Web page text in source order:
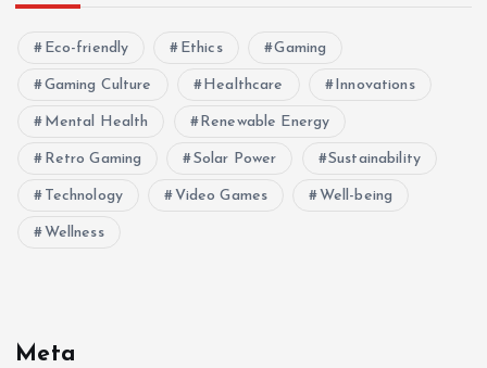
Eco-friendly Ethics Gaming
Gaming Culture Healthcare Innovations
Mental Health Renewable Energy
Retro Gaming Solar Power Sustainability
Technology Video Games Well-being
Wellness
Meta